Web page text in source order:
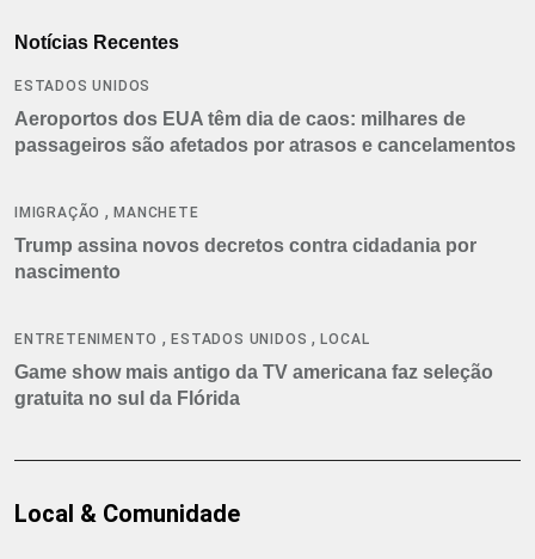
Notícias Recentes
ESTADOS UNIDOS
Aeroportos dos EUA têm dia de caos: milhares de
passageiros são afetados por atrasos e cancelamentos
IMIGRAÇÃO ,MANCHETE
Trump assina novos decretos contra cidadania por
nascimento
ENTRETENIMENTO ,ESTADOS UNIDOS ,LOCAL
Game show mais antigo da TV americana faz seleção
gratuita no sul da Flórida
Local & Comunidade